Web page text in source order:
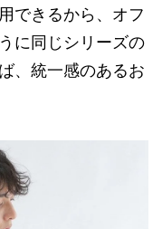
できるから、オフ
に同じシリーズの
、統一感のあるお